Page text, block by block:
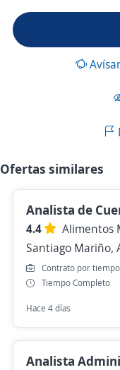
Ofertas similares
Analista de
4.4
Alimentos
Santiago Mariño,
Contrato por
Tiempo Completo
Hace 4 días
Analista